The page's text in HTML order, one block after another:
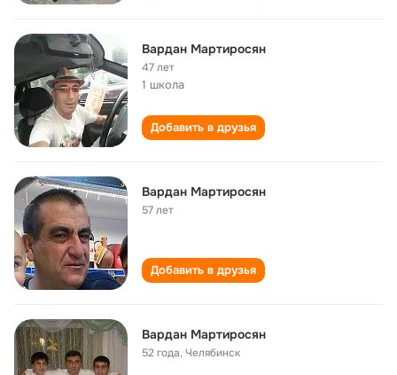
Вардан Мартиросян
47 лет
1 школа
Добавить в друзья
Вардан Мартиросян
57 лет
Добавить в друзья
Вардан Мартиросян
52 года,Челябинск